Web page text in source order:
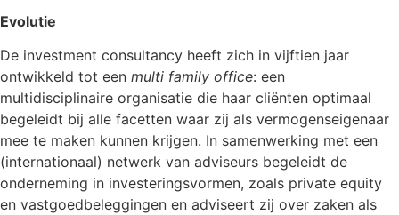
Evolutie
De investment consultancy heeft zich in vijftien jaar
ontwikkeld tot een multi family office: een
multidisciplinaire organisatie die haar cliënten optimaal
begeleidt bij alle facetten waar zij als vermogenseigenaar
mee te maken kunnen krijgen. In samenwerking met een
(internationaal) netwerk van adviseurs begeleidt de
onderneming in investeringsvormen, zoals private equity
en vastgoedbeleggingen en adviseert zij over zaken als